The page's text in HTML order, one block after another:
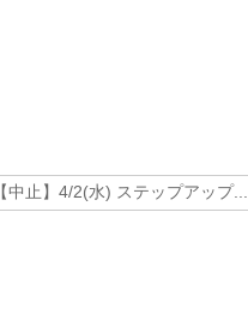
【中止】4/2(水) ステップアップ